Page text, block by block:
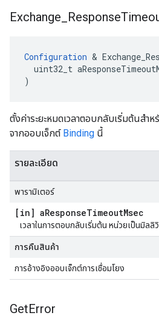
Exchange Response
Configuration &
uint32_t
)
ตั้งค่าระยะหมดเวลาตอบกลับเริ่มต้นสำ
จากออบเจ็กต์ Binding นี้
รายละเอียด
พารามิเตอร์
[in] aResponseTimeoutMsec
เวลาในการตอบกลับเริ่มต้น หน่วยเป็นมิลลิ
การคืนสินค้า
การอ้างอิงออบเจ็กต์การเชื่อมโยง
GetError